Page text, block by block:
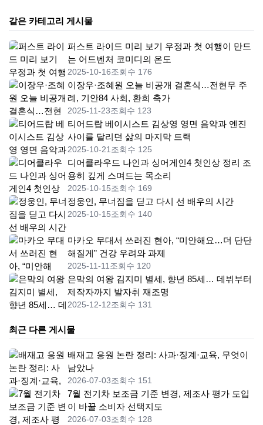
같은 카테고리 게시물
퍼스트 라이드 미리 보기 우정과 첫 여행이 만드
는 어드벤처 코미디의 온도
2025-10-16조회수 176
이장우·조혜원 오늘 비공개 결혼식…전현무 주
례, 기안84 사회, 환희 축가
2025-11-23조회수 123
티어드랍 베이시스트 김상영 영면 음악과 엔진
사이를 달리던 삶의 마지막 트랙
2025-10-21조회수 125
디어클라우드 나인과 싱어게인4 첫인상 정리 조
용히 깊게 스며드는 목소리
2025-10-15조회수 169
정웅인, 무너짐을 딛고 다시 선 배우의 시간
2025-10-15조회수 140
마카오 무대서 쓰러진 현아, “미안해요…더 단단
해질게” 건강 우려와 과제
2025-11-11조회수 120
은막의 여왕 김지미 별세, 향년 85세… 데뷔부터
제작자까지 발자취 재조명
2025-12-12조회수 131
최근 다른 게시물
배재고 응원 논란 정리: 사과·징계·교육, 무엇이
남았나
2026-07-03조회수 151
7월 전기차 보조금 기준 변경, 제조사 평가 도입
이 바꿀 소비자 선택지도
2026-07-03조회수 128